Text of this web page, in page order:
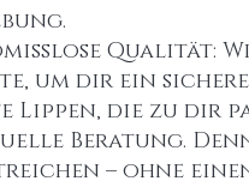
Qualität:
um dir ein
Lippen, die zu dir
Beratung.
– ohne